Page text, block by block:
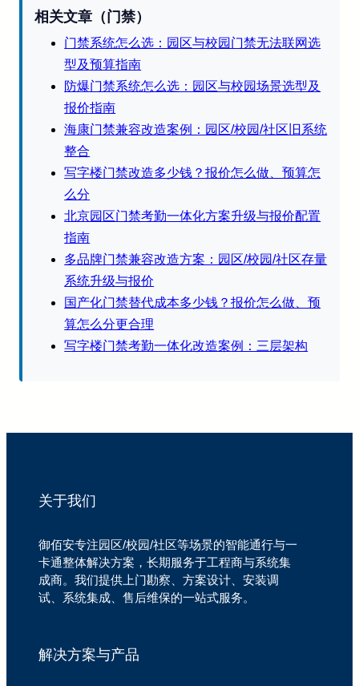
相关文章（门禁）
门禁系统怎么选：园区与校园门禁无法联网选
型及预算指南
防爆门禁系统怎么选：园区与校园场景选型及
报价指南
海康门禁兼容改造案例：园区/校园/社区旧系统
整合
写字楼门禁改造多少钱？报价怎么做、预算怎
么分
北京园区门禁考勤一体化方案升级与报价配置
指南
多品牌门禁兼容改造方案：园区/校园/社区存量
系统升级与报价
国产化门禁替代成本多少钱？报价怎么做、预
算怎么分更合理
写字楼门禁考勤一体化改造案例：三层架构
关于我们
御佰安专注园区/校园/社区等场景的智能通行与一
卡通整体解决方案，长期服务于工程商与系统集
成商。我们提供上门勘察、方案设计、安装调
试、系统集成、售后维保的一站式服务。
解决方案与产品